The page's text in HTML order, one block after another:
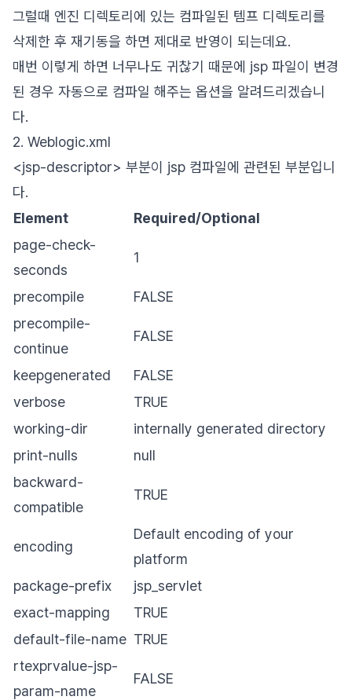
그럴때 엔진 디렉토리에 있는 컴파일된 템프 디렉토리를
삭제한 후 재기동을 하면 제대로 반영이 되는데요.
매번 이렇게 하면 너무나도 귀찮기 때문에 jsp 파일이 변경
된 경우 자동으로 컴파일 해주는 옵션을 알려드리겠습니
다.
2. Weblogic.xml
<jsp-descriptor> 부분이 jsp 컴파일에 관련된 부분입니
다.
Element
Required/Optional
page-check-
seconds
1
precompile
FALSE
precompile-
continue
FALSE
keepgenerated
FALSE
verbose
TRUE
working-dir
internally generated directory
print-nulls
null
backward-
compatible
TRUE
encoding
Default encoding of your
platform
package-prefix
jsp_servlet
exact-mapping
TRUE
default-file-name TRUE
rtexprvalue-jsp-
param-name
FALSE